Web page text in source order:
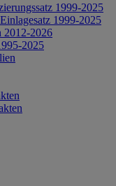
1999-2025
1999-2025
2012-2026
2025